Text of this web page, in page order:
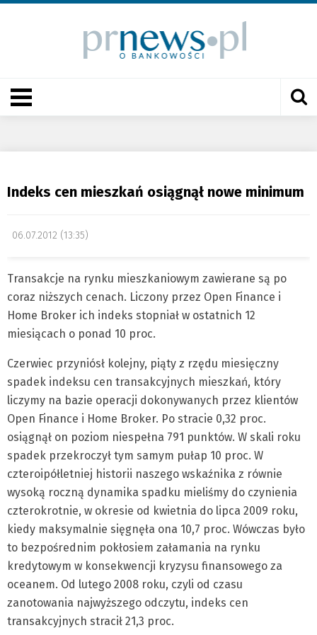
Indeks cen mieszkań osiągnął nowe minimum
06.07.2012 (13:35)
Transakcje na rynku mieszkaniowym zawierane są po
coraz niższych cenach. Liczony przez Open Finance i
Home Broker ich indeks stopniał w ostatnich 12
miesiącach o ponad 10 proc.
Czerwiec przyniósł kolejny, piąty z rzędu miesięczny
spadek indeksu cen transakcyjnych mieszkań, który
liczymy na bazie operacji dokonywanych przez klientów
Open Finance i Home Broker. Po stracie 0,32 proc.
osiągnął on poziom niespełna 791 punktów. W skali roku
spadek przekroczył tym samym pułap 10 proc. W
czteroipółletniej historii naszego wskaźnika z równie
wysoką roczną dynamika spadku mieliśmy do czynienia
czterokrotnie, w okresie od kwietnia do lipca 2009 roku,
kiedy maksymalnie sięgnęła ona 10,7 proc. Wówczas było
to bezpośrednim pokłosiem załamania na rynku
kredytowym w konsekwencji kryzysu finansowego za
oceanem. Od lutego 2008 roku, czyli od czasu
zanotowania najwyższego odczytu, indeks cen
transakcyjnych stracił 21,3 proc.